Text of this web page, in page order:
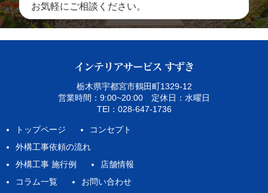
お気軽にご相談ください。
栃木県宇都宮市鶴田町1329‐12
営業時間：9:00~20:00 定休日：水曜日
TEl：028-647-1736
トップページ
コンセプト
外構工事依頼の流れ
外構工事 施行例
店舗情報
コラム一覧
お問い合わせ